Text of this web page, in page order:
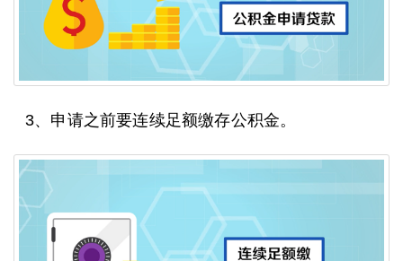
3、申请之前要连续足额缴存公积金。